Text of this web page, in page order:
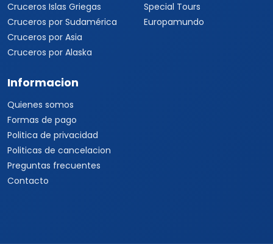
Cruceros Islas Griegas
Cruceros por Sudamérica
Cruceros por Asia
Cruceros por Alaska
Special Tours
Europamundo
Informacion
Quienes somos
Formas de pago
Politica de privacidad
Politicas de cancelacion
Preguntas frecuentes
Contacto